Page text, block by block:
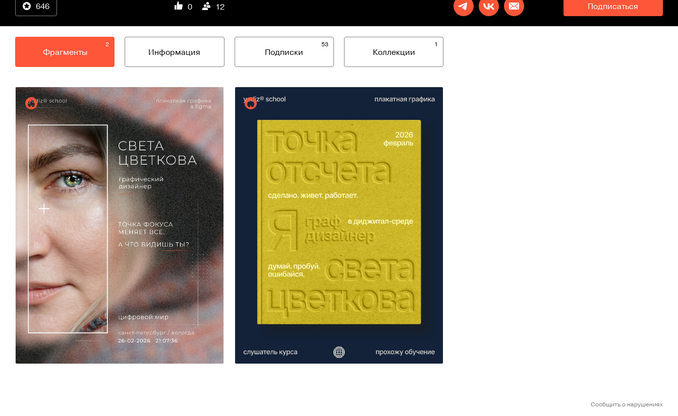
646 0 12 Подписаться
2
Фрагменты Информация
53
Подписки
1
Коллекции
Светлана Цветкова 32 Светлана Цветкова 31
Сообщить о нарушениях